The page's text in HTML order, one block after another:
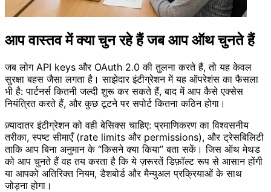
आप वास्तव में क्या चुन रहे हैं जब आप ऑथ चुनते हैं
जब लोग API keys और OAuth 2.0 की तुलना करते हैं, तो यह केवल
सुरक्षा बहस जैसा लगता है। साझेदार इंटीग्रेशन में यह ऑपरेशंस का फैसला
भी है: पार्टनर्स कितनी जल्दी शुरू कर सकते हैं, बाद में आप कैसे एक्सेस
नियंत्रित करते हैं, और कुछ टूटने पर सपोर्ट कितना कठिन होगा।
ज़्यादातर इंटीग्रेशन को वही बेसिक्स चाहिए: प्रमाणिकरण का विश्वसनीय
तरीका, स्पष्ट सीमाएँ (rate limits और permissions), और ट्रेसबिलिटी
ताकि आप बिना अनुमान के “किसने क्या किया” बता सकें। जिस ऑथ मेथड
को आप चुनते हैं वह तय करता है कि ये ज़रूरतें डिफ़ॉल्ट रूप से आसान होंगी
या आपको अतिरिक्त नियम, डैशबोर्ड और मैन्युअल प्रक्रियाओं के साथ
जोड़ना होगा।